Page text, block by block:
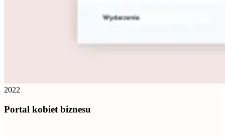
2022
Portal kobiet biznesu